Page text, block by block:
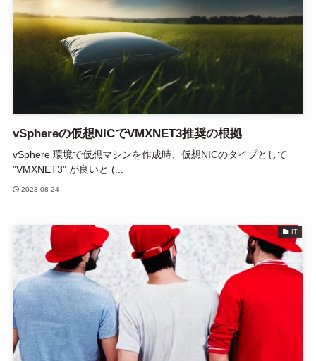
vSphereの仮想NICでVMXNET3推奨の根拠
vSphere 環境で仮想マシンを作成時、仮想NICのタイプとして
"VMXNET3" が良いと (...
2023-08-24
IT